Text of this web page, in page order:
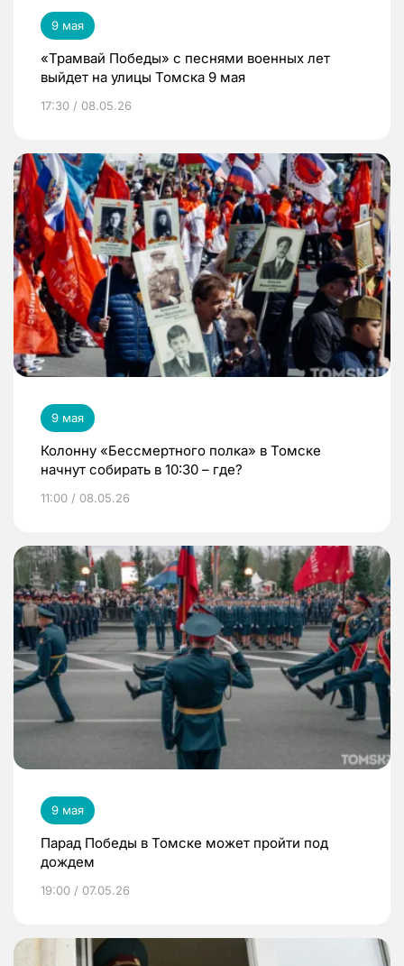
9 мая
«Трамвай Победы» с песнями военных лет
выйдет на улицы Томска 9 мая
17:30 / 08.05.26
9 мая
Колонну «Бессмертного полка» в Томске
начнут собирать в 10:30 – где?
11:00 / 08.05.26
9 мая
Парад Победы в Томске может пройти под
дождем
19:00 / 07.05.26